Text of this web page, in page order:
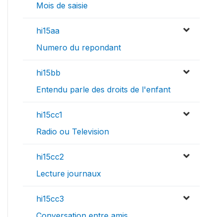
Mois de saisie
hi15aa
Numero du repondant
hi15bb
Entendu parle des droits de l'enfant
hi15cc1
Radio ou Television
hi15cc2
Lecture journaux
hi15cc3